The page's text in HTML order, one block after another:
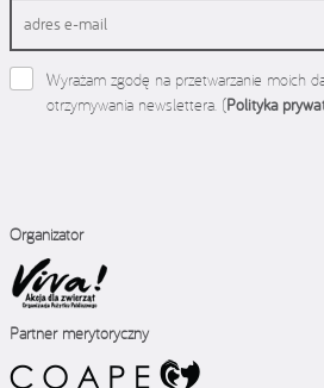
Wyrażam zgodę na przetwarzanie moich
otrzymywania newslettera. (Polityka
Organizator
Partner merytoryczny